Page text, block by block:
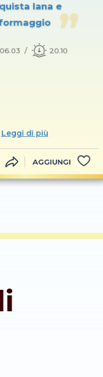
lana e
06.03 20.10
Leggi di più
AGGIUNGI